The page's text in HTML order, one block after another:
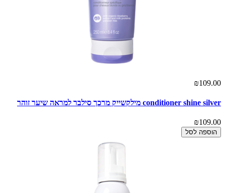
₪109.00
conditioner shine silver מילקשייק מרכך סילבר למראה שיער זוהר
₪109.00
הוספה לסל